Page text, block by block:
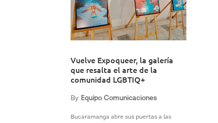
Vuelve Expoqueer, la galería
que resalta el arte de la
comunidad LGBTIQ+
By Equipo Comunicaciones
Bucaramanga abre sus puertas a las